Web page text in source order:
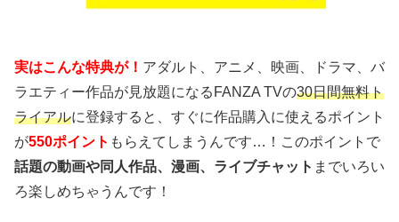
実はこんな特典が！ アダルト、アニメ、映画、ドラマ、バ
ラエティー作品が見放題になるFANZA TVの30日間無料ト
ライアルに登録すると、すぐに作品購入に使えるポイント
が550ポイント もらえてしまうんです…！このポイントで
話題の動画や同人作品、漫画、ライブチャット までいろい
ろ楽しめちゃうんです！